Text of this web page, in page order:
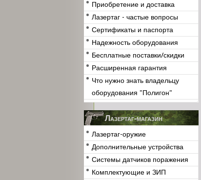
Приобретение и доставка
Лазертаг - частые вопросы
Сертификаты и паспорта
Надежность оборудования
Бесплатные поставки/скидки
Расширенная гарантия
Что нужно знать владельцу
оборудования "Полигон"
Лазертаг-магазин
Лазертаг-оружие
Дополнительные устройства
Системы датчиков поражения
Комплектующие и ЗИП